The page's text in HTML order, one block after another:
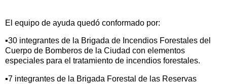
El equipo de ayuda quedó conformado por:
▪️30 integrantes de la Brigada de Incendios Forestales del
Cuerpo de Bomberos de la Ciudad con elementos
especiales para el tratamiento de incendios forestales.
▪️7 integrantes de la Brigada Forestal de las Reservas